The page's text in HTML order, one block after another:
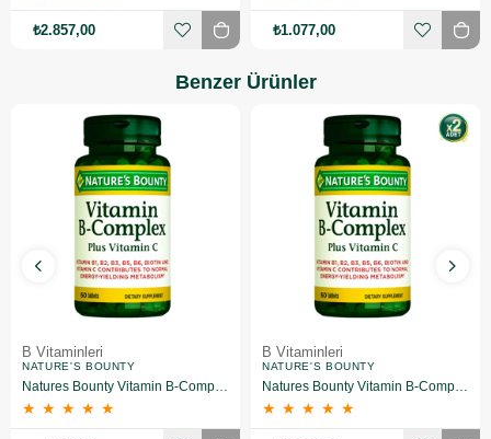
₺2.857,00 ₺1.077,00
Benzer Ürünler
B Vitaminleri
NATURE'S BOUNTY
Natures Bounty Vitamin B-Complex Plus Takviye Edici Gıda 60 Tablet
★ ★ ★ ★ ★
B Vitaminleri
NATURE'S BOUNTY
Natures Bounty Vitamin B-Complex Plus Takviye Edici Gıda 60 Tablet 2 Adet
★ ★ ★ ★ ★